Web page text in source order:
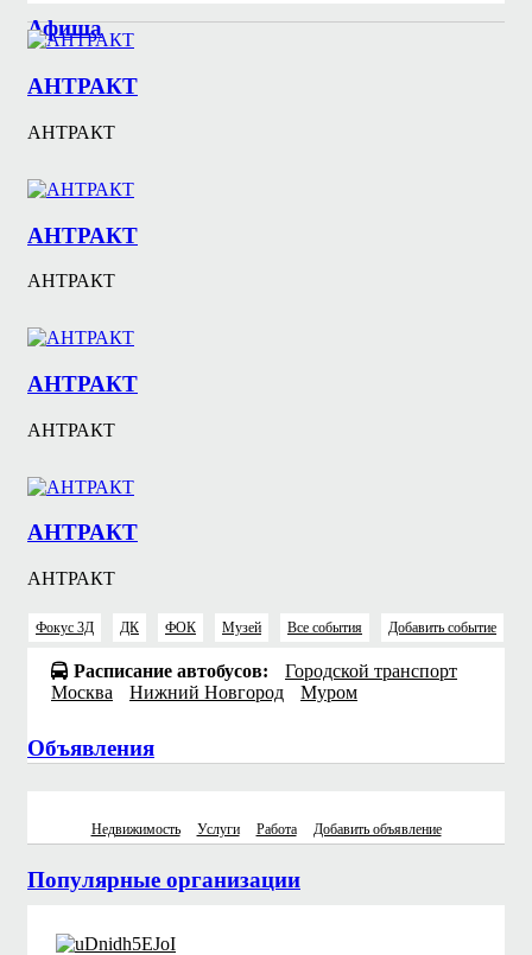
Афиша
АНТРАКТ
АНТРАКТ
АНТРАКТ
АНТРАКТ
АНТРАКТ
АНТРАКТ
АНТРАКТ
АНТРАКТ
Фокус 3Д ДК ФОК Музей Все события Добавить событие
Расписание автобусов:
Городской транспорт
Москва
Нижний Новгород Муром
Объявления
Недвижимость Услуги Работа Добавить объявление
Популярные организации